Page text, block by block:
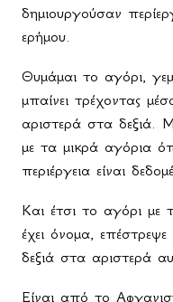
δημιουργούσαν
ερήμου.
Θυμάμαι το αγόρι,
μπαίνει τρέχοντας
αριστερά στα δεξιά.
με τα μικρά αγόρια
περιέργεια είναι
Και έτσι το αγόρι με
έχει όνομα,
δεξιά στα αριστερά
Είναι από το